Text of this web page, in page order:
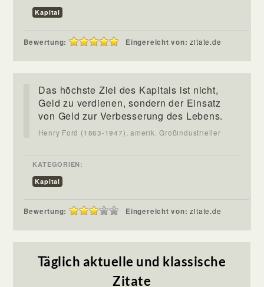
Kapital
Bewertung: Eingereicht von:zitate.de
Das höchste Ziel des Kapitals ist nicht,
Geld zu verdienen, sondern der Einsatz
von Geld zur Verbesserung des Lebens.
Henry Ford (1863-1947), amerik. Großindustrieller
KATEGORIEN:
Kapital
Bewertung: Eingereicht von:zitate.de